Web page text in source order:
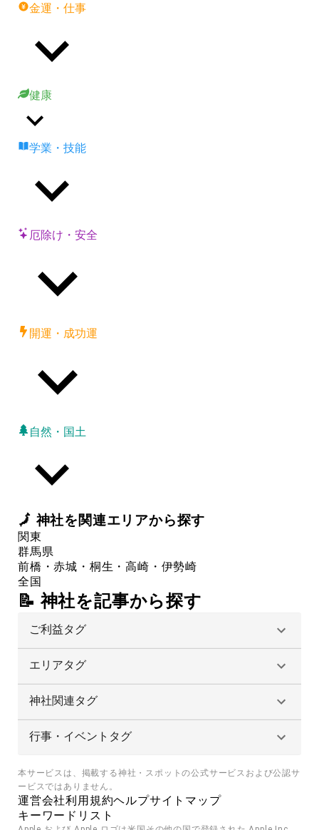
金運・仕事
健康
学業・技能
厄除け・安全
開運・成功運
自然・国土
🗾神社を関連エリアから探す
関東
群馬県
前橋・赤城・桐生・高崎・伊勢崎
全国
📝 神社を記事から探す
ご利益タグ
エリアタグ
神社関連タグ
行事・イベントタグ
本サービスは、掲載する神社・スポットの公式サービスおよび公認サ
ービスではありません。
運営会社利用規約ヘルプサイトマップ
キーワードリスト